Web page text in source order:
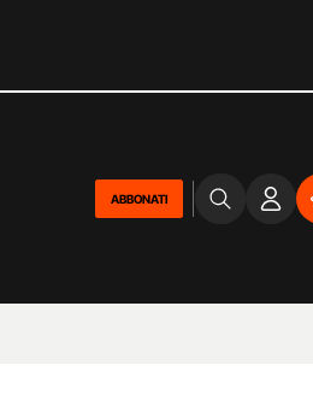
ABBONATI